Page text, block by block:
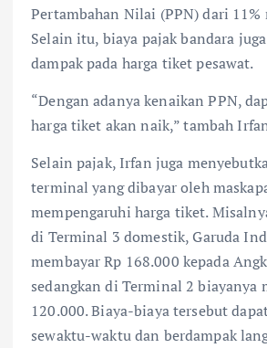
Pertambahan Nilai (PPN) dari 11%
Selain itu, biaya pajak bandara
dampak pada harga tiket pesawat.
“Dengan adanya kenaikan PPN,
harga tiket akan naik,” tambah
Selain pajak, Irfan juga
terminal yang dibayar oleh
mempengaruhi harga tiket.
di Terminal 3 domestik, Garuda
membayar Rp 168.000 kepada
sedangkan di Terminal 2 biayanya
120.000. Biaya-biaya tersebut
sewaktu-waktu dan berdampak